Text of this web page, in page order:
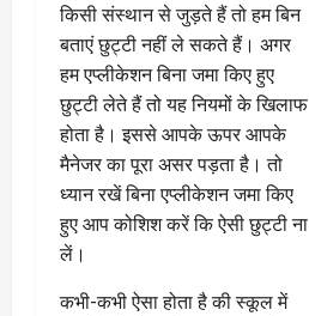
किसी संस्थान से जुड़ते हैं तो हम बिन
बताएं छुट्टी नहीं ले सकते हैं। अगर
हम एप्लीकेशन बिना जमा किए हुए
छुट्टी लेते हैं तो यह नियमों के खिलाफ
होता है। इससे आपके ऊपर आपके
मैनेजर का पूरा असर पड़ता है। तो
ध्यान रखें बिना एप्लीकेशन जमा किए
हुए आप कोशिश करें कि ऐसी छुट्टी ना
लें।
कभी-कभी ऐसा होता है की स्कूल में